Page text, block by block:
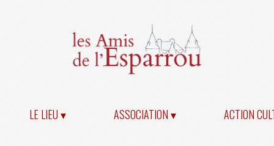
LE LIEU ▾ ASSOCIATION ▾ ACTION